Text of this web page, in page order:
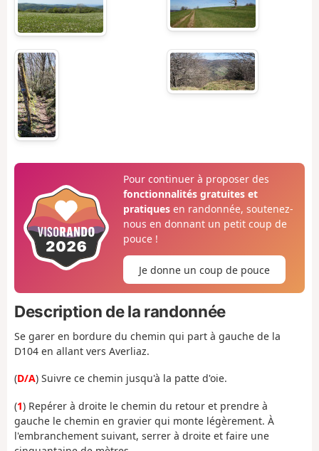
Pour continuer à proposer des
fonctionnalités gratuites et
pratiquesen randonnée, soutenez-
nous en donnant un petit coup de
pouce !
Je donne un coup de pouce
Description de la randonnée
Se garer en bordure du chemin qui part à gauche de la
D104 en allant vers Averliaz.
(D/A) Suivre ce chemin jusqu'à la patte d'oie.
(1) Repérer à droite le chemin du retour et prendre à
gauche le chemin en gravier qui monte légèrement. À
l'embranchement suivant, serrer à droite et faire une